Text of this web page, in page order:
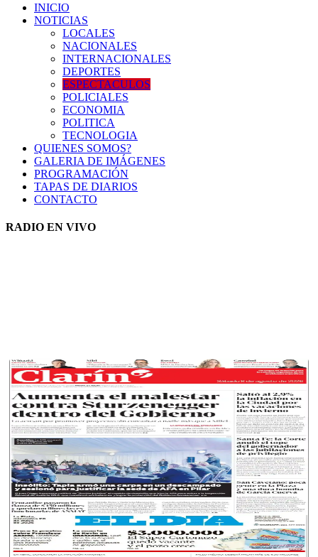
INICIO
NOTICIAS
LOCALES
NACIONALES
INTERNACIONALES
DEPORTES
ESPECTACULOS
POLICIALES
ECONOMIA
POLITICA
TECNOLOGIA
QUIENES SOMOS?
GALERIA DE IMÁGENES
PROGRAMACIÓN
TAPAS DE DIARIOS
CONTACTO
RADIO EN VIVO